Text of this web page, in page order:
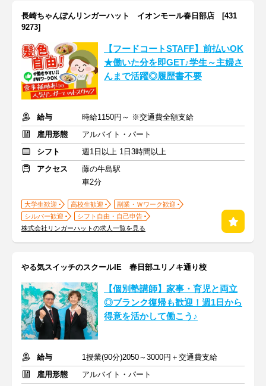
長崎ちゃんぽんリンガーハット イオンモール春日部店 [431
9273]
【フードコートSTAFF】前払いOK
★働いた分を即GET♪学生～主婦さ
んまで活躍◎履歴書不要
給与
時給1150円～ ※交通費全額支給
雇用形態
アルバイト・パート
シフト
週1日以上 1日3時間以上
アクセス
藤の牛島駅
車2分
大学生歓迎 高校生歓迎
副業・Ｗワーク歓迎
シルバー歓迎
シフト自由・自己申告
株式会社リンガーハットの求人一覧を見る
やる気スイッチのスクールIE 春日部ユリノキ通り校
【個別塾講師】家事・育児と両立
◎ブランク復帰も歓迎！週1日から
得意を活かして働こう♪
給与
1授業(90分)2050～3000円＋交通費支給
雇用形態
アルバイト・パート